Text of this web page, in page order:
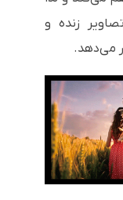
زنده و
می‌دهد.